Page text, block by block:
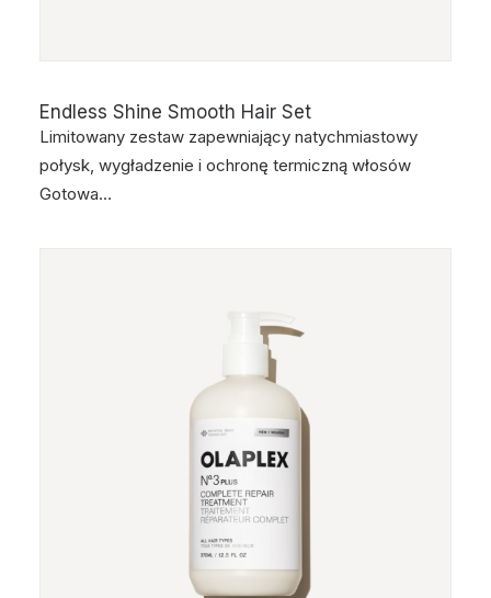
Endless Shine Smooth Hair Set
Limitowany zestaw zapewniający natychmiastowy
połysk, wygładzenie i ochronę termiczną włosów
Gotowa…